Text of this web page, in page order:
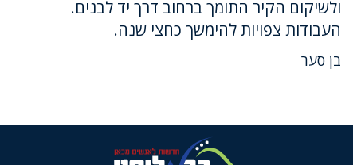
ולשיקום הקיר התומך ברחוב דרך יד לבנים.
העבודות צפויות להימשך כחצי שנה.
בן סער